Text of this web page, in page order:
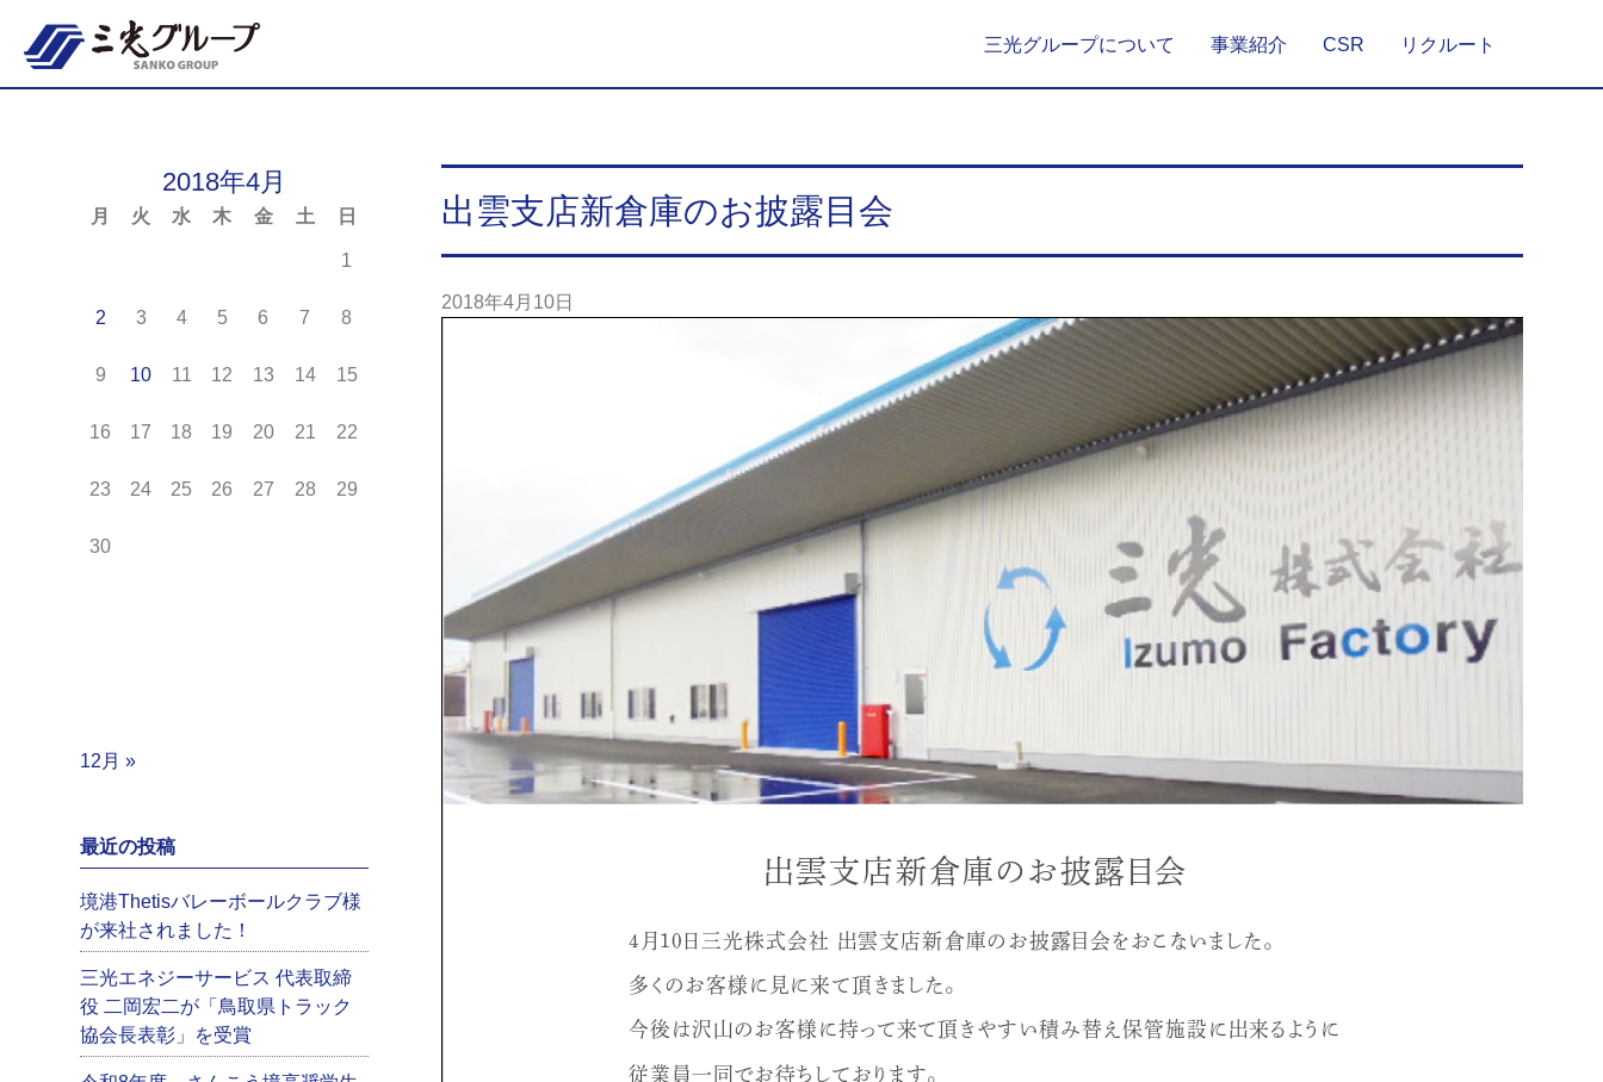
content
三光グループについて 事業紹介 CSR リクルート
出雲支店新倉庫のお披露目会
2018年4月10日
2018年4月
月 火 水 木 金 土 日
1
2 3 4 5 6 7 8
9 10 11 12 13 14 15
16 17 18 19 20 21 22
23 24 25 26 27 28 29
30
12月 »
最近の投稿
境港Thetisバレーボールクラブ様
が来社されました！
三光エネジーサービス 代表取締
役 二岡宏二が「鳥取県トラック
協会長表彰」を受賞